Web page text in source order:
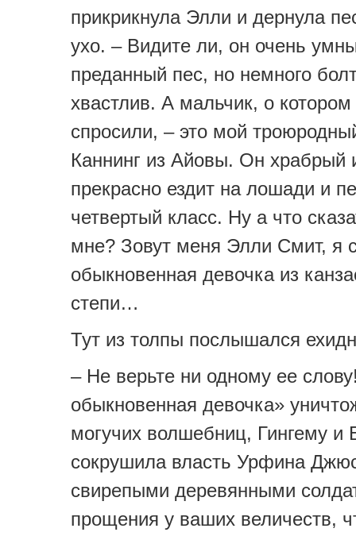
прикрикнула Элли и дернула
ухо. – Видите ли, он очень
преданный пес, но немного
хвастлив. А мальчик, о
спросили, – это мой
Каннинг из Айовы. Он храбрый
прекрасно ездит на лошади и
четвертый класс. Ну а что
мне? Зовут меня Элли Смит, я
обыкновенная девочка из
степи…
Тут из толпы послышался
– Не верьте ни одному ее
обыкновенная девочка»
могучих волшебниц, Гингему и
сокрушила власть Урфина
свирепыми деревянными
прощения у ваших величеств,